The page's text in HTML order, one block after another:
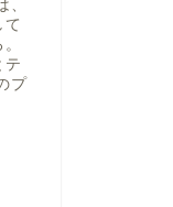
、
テ
プ